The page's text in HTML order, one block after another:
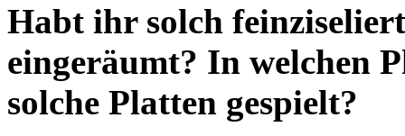
Habt ihr solch
eingeräumt? In welchen
solche Platten gespielt?